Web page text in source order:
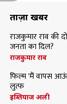
ताज़ा खबरें
राजकुमार राव की
जनता का दिल?
राजकुमार राव
फिल्म 'मैं वापस
लुत्फ
इम्तियाज अली